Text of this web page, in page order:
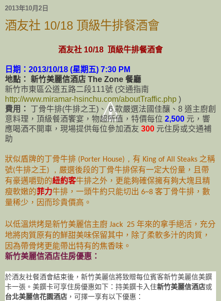
2013年10月2日
酒友社 10/18 頂級牛排餐酒會
酒友社 10/18 頂級牛排餐酒會
日期： 2013/10/18 (星期五) 7:30 PM
地點： 新竹美麗信酒店 The Zone 餐廳
新竹市東區公道五路二段111號 (交通指南
http://www.miramar-hsinchu.com/aboutTraffic.php )
費用：
丁骨牛排(牛排之王)、 6 款嚴選法國佳釀、8 道主廚創
意料理，頂級餐酒饗宴，物超所值，特價每位 2,500 元，響
應喝酒不開車，現場提供每位參加酒友 300 元住房或交通補
助
狀似盾牌的丁骨牛排 (Porter House)， 有 King of All Steaks 之稱
號(牛排之王) ， 嚴選後段的丁骨牛排保有一定大份量 ， 且帶
有豪邁嚼勁的紐約客牛排之外 ， 更能夠確保擁有夠大塊且精
瘦軟嫩的菲力牛排， 一頭牛約只能切出 6~8 客丁骨牛排 ，數
量稀少，因而珍貴價高 。
以低溫烘烤是新竹美麗信主廚 Jack 25 年來的拿手絕活 ， 充分
地將肉質原有的鮮甜美味保留其中 ， 除了柔軟多汁的肉質 ，
因為帶骨烤更能帶出特有的焦香味。
新竹美麗信酒店住房優惠：
於酒友社餐酒會結束後， 新竹美麗信將致贈每位賓客新竹美麗信美饌
卡一張。美饌卡可享住房優惠如下： 持美饌卡入住新竹美麗信酒店或
台北美麗信花園酒店 ， 可擇一享有以下優惠：